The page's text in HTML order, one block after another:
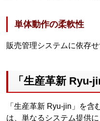
単体動作の柔軟性
販売管理システムに依存
「生産革新
「生産革新 Ryu-jin」を
は、単なるシステム提供